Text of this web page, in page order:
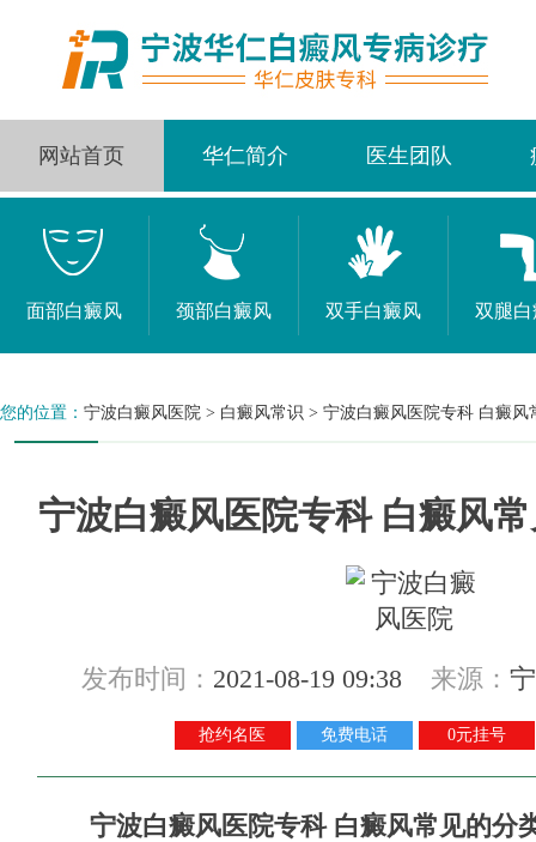
网站首页 华仁简介 医生团队
面部白癜风 颈部白癜风 双手白癜风 双腿
您的位置： 宁波白癜风医院 > 白癜风常识 > 宁波白癜风医院专科 白癜风
宁波白癜风医院专科 白癜风
发布时间： 2021-08-19 09:38 来源：
抢约名医 免费电话 0元挂号
宁波白癜风医院专科白癜风常见的分